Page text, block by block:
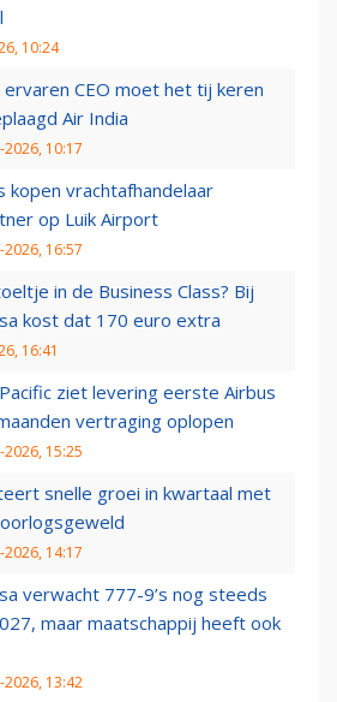
10:24
ervaren CEO moet het tij keren
Air India
2026, 10:17
kopen vrachtafhandelaar
op Luik Airport
2026, 16:57
in de Business Class? Bij
kost dat 170 euro extra
16:41
ziet levering eerste Airbus
vertraging oplopen
2026, 15:25
snelle groei in kwartaal met
2026, 14:17
verwacht 777-9’s nog steeds
maar maatschappij heeft ook
2026, 13:42